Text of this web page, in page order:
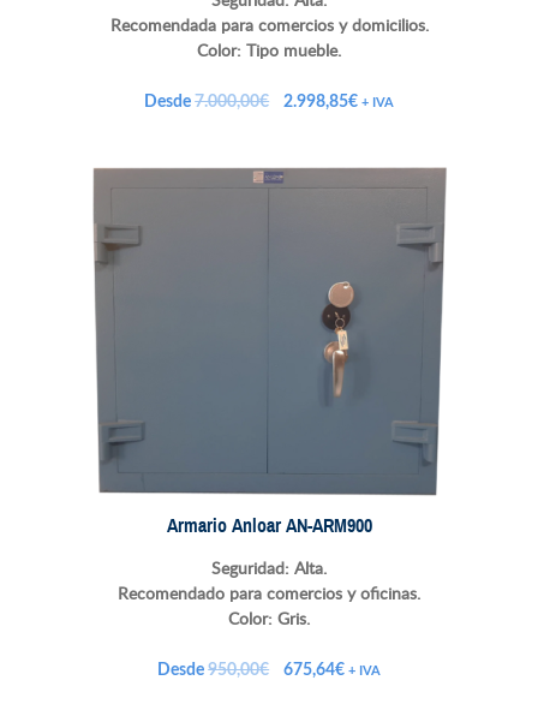
Recomendada para comercios y domicilios.
Color: Tipo mueble.
Desde7.000,00€
El
era:
2.998,85€El
es:
+ IVA
Armario Anloar AN-ARM900
Seguridad: Alta.
Recomendado para comercios y oficinas.
Color: Gris.
Desde950,00€
El675,64€El+ IVA